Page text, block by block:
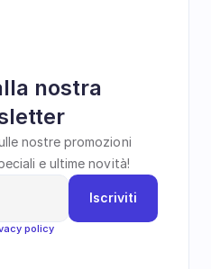
nostra
nostre promozioni
e ultime novità!
Iscriviti
policy